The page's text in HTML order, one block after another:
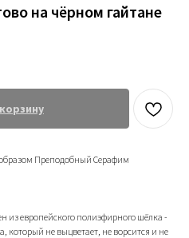
на чёрном гайтане
образом Преподобный Серафим
из европейского полиэфирного шёлка -
который не выцветает, не ворсится и не